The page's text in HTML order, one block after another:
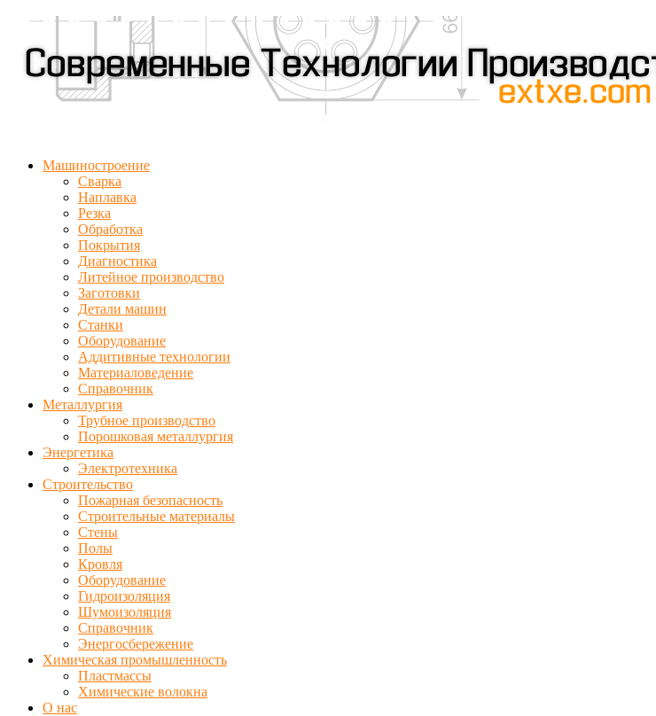
Машиностроение
Сварка
Наплавка
Резка
Обработка
Покрытия
Диагностика
Литейное производство
Заготовки
Детали машин
Станки
Оборудование
Аддитивные технологии
Материаловедение
Справочник
Металлургия
Трубное производство
Порошковая металлургия
Энергетика
Электротехника
Строительство
Пожарная безопасность
Строительные материалы
Стены
Полы
Кровля
Оборудование
Гидроизоляция
Шумоизоляция
Справочник
Энергосбережение
Химическая промышленность
Пластмассы
Химические волокна
О нас